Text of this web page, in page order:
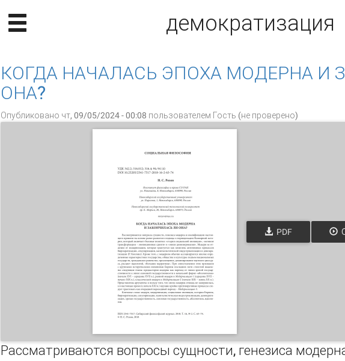
демократизация
КОГДА НАЧАЛАСЬ ЭПОХА МОДЕРНА И
ОНА?
Опубликовано чт, 09/05/2024 - 00:08 пользователем Гость (не проверено)
PDF
Рассматриваются вопросы сущности, генезиса